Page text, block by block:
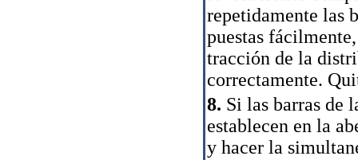
repetidamente las
puestas
tracción de la
correctamente.
8. Si las barras de
establecen en la
y hacer la